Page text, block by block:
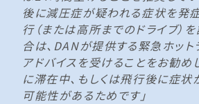
後に減圧症が疑われる症状を発
行（または高所までのドライブ）
合は、DANが提供する緊急ホット
アドバイスを受けることをお勧め
に滞在中、もしくは飛行後に症
可能性があるためです」